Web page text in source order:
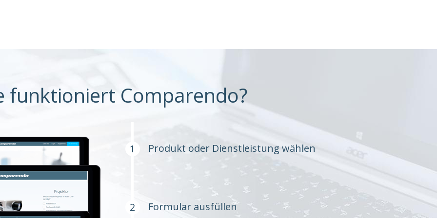
funktioniert Comparendo?
Produkt oder Dienstleistung wählen
Formular ausfüllen